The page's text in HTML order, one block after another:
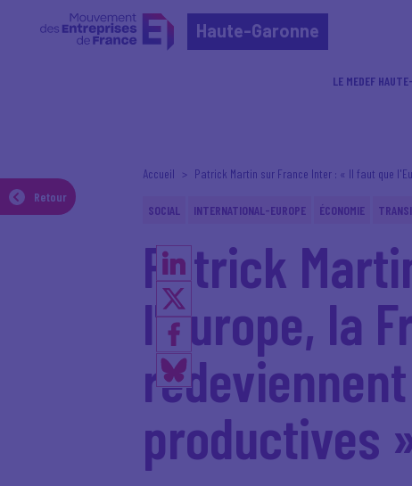
Haute-Garonne
LE MEDEF
Retour
Accueil Patrick Martin sur France Inter : « Il faut que
SOCIAL INTERNATIONAL-EUROPE ÉCONOMIE
Patrick
l'Europe, la
productives